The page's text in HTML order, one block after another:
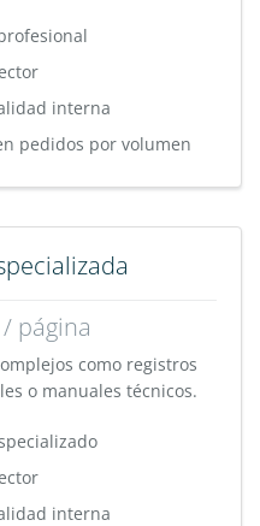
interna
pedidos por volumen
página
como registros
o manuales técnicos.
interna